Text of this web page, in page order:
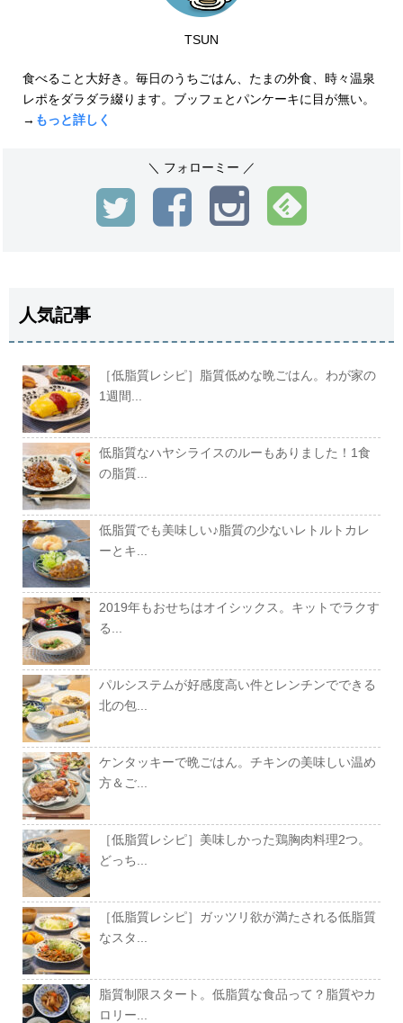
TSUN
食べること大好き。毎日のうちごはん、たまの外食、時々温泉
レポをダラダラ綴ります。ブッフェとパンケーキに目が無い。
→ もっと詳しく
＼ フォローミー ／
人気記事
［低脂質レシピ］脂質低めな晩ごはん。わが家の
1週間...
低脂質なハヤシライスのルーもありました！1食
の脂質...
低脂質でも美味しい♪脂質の少ないレトルトカレ
ーとキ...
2019年もおせちはオイシックス。キットでラクす
る...
パルシステムが好感度高い件とレンチンでできる
北の包...
ケンタッキーで晩ごはん。チキンの美味しい温め
方＆ご...
［低脂質レシピ］美味しかった鶏胸肉料理2つ。
どっち...
［低脂質レシピ］ガッツリ欲が満たされる低脂質
なスタ...
脂質制限スタート。低脂質な食品って？脂質やカ
ロリー...